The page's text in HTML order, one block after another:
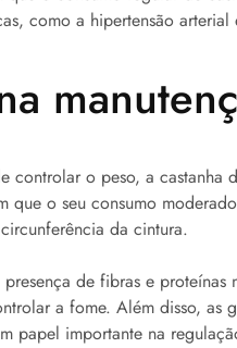
como a hipertensão arterial
controlar o peso, a
que o seu consumo
da cintura.
de fibras e
a fome. Além disso, as
papel importante na